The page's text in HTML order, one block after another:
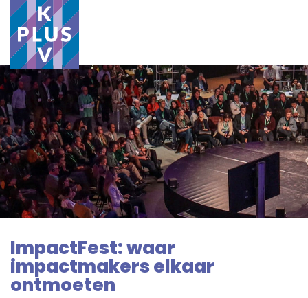
ImpactFest: waar
impactmakers elkaar
ontmoeten